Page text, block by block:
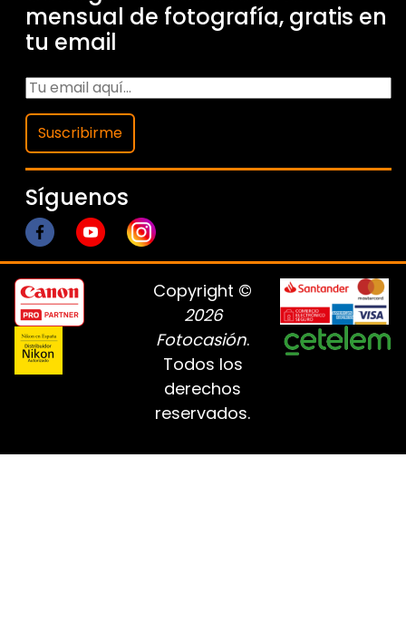
mensual de fotografía, gratis en
tu email
Suscribirme
Síguenos
Copyright ©
2026
Fotocasión.
Todos los
derechos
reservados.